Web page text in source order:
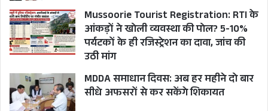
Geeta Dhami
Sewa Sankalp Foundation
Mussoorie Tourist Registration: RTI के
आंकड़ों ने खोली व्यवस्था की पोल? 5-10%
पर्यटकों के ही रजिस्ट्रेशन का दावा, जांच की
उठी मांग
MDDA समाधान दिवस: अब हर महीने दो बार
सीधे अफसरों से कर सकेंगे शिकायत